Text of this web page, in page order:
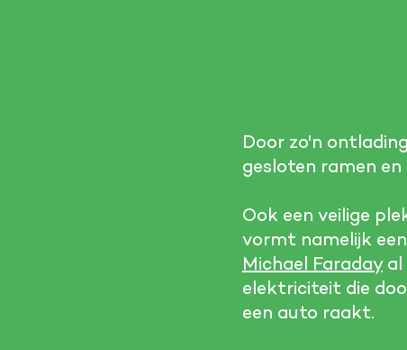
Door zo'n
gesloten ramen
Ook een veilige
vormt namelijk
Michael Faradayal
elektriciteit die
een auto raakt.